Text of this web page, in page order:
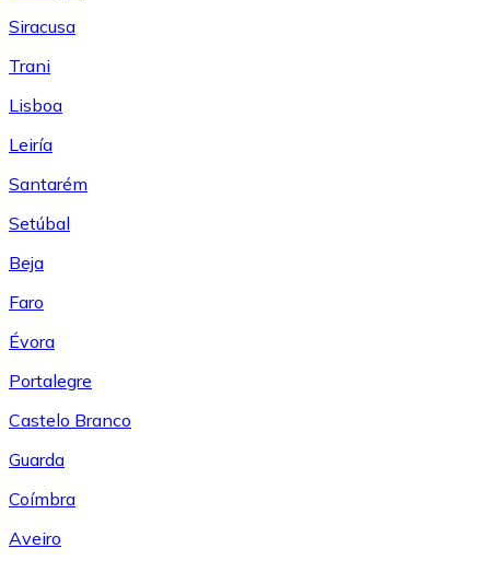
Siracusa
Trani
Lisboa
Leiría
Santarém
Setúbal
Beja
Faro
Évora
Portalegre
Castelo Branco
Guarda
Coímbra
Aveiro